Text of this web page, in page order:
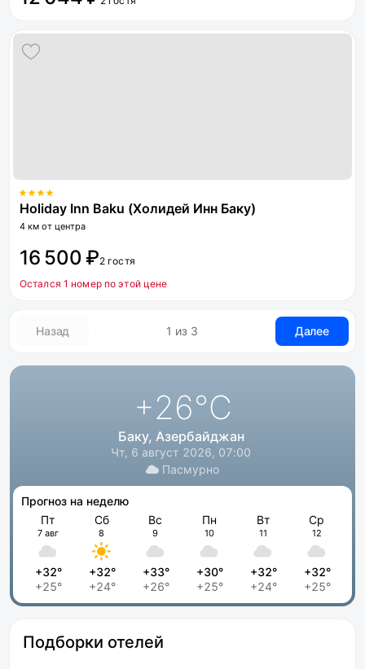
Holiday Inn Baku (Холидей Инн Баку)
4 км от центра
16 500 ₽2 гостя
Остался 1 номер по этой цене
Назад 1 из 3 Далее
+26°C
Баку, Азербайджан
Чт, 6 август 2026, 07:00
Пасмурно
Прогноз на неделю
Пт
7 авг
+32°
+25°
Сб
8
+32°
+24°
Вс
9
+33°
+26°
Пн
10
+30°
+25°
Вт
11
+32°
+24°
Ср
12
+32°
+25°
Подборки отелей